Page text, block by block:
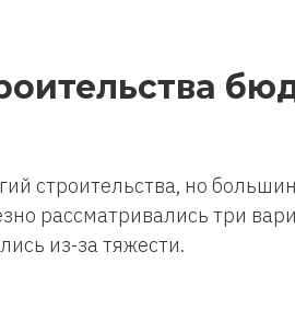
строительства, но
рассматривались три
из-за тяжести.